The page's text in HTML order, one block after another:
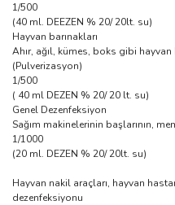
1/500
(40 ml. DEEZEN % 20/ 20lt. su)
Hayvan barınakları
Ahır, ağıl, kümes, boks gibi hayvan
(Pulverizasyon)
1/500
( 40 ml DEZEN % 20/ 20 lt. su)
Genel Dezenfeksiyon
Sağım makinelerinin başlarının,
1/1000
(20 ml. DEZEN % 20/ 20lt. su)
Hayvan nakil araçları, hayvan
dezenfeksiyonu